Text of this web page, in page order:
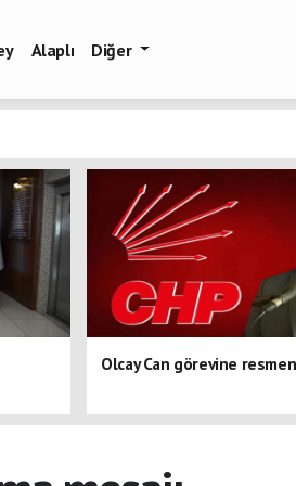
Alaplı Diğer
Olcay Can görevine